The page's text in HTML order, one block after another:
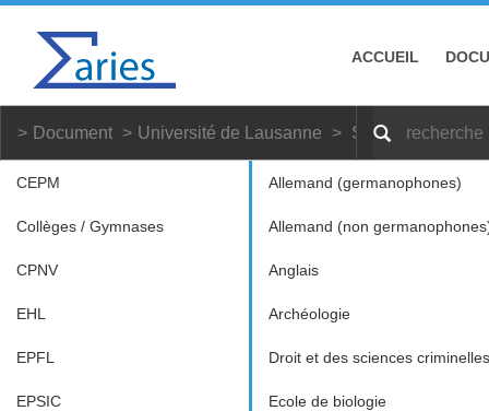
ACCUEIL
Document Université de Lausanne Sciences du sport
CEPM
Collèges / Gymnases
CPNV
EHL
EPFL
EPSIC
Allemand (germanophones)
Allemand (non
Anglais
Archéologie
Droit et des sciences criminelles
Ecole de biologie